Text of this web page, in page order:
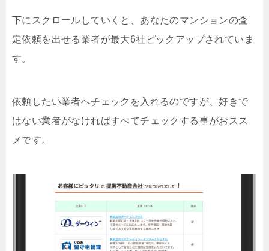
下にスクロールしていくと、あなたのマンションの査
定依頼を出せる業者が最大6社ピックアップされていま
す。
依頼したい業者へチェックを入れるのですが、好きで
はない業者がなければすべてチェックする事がおスス
メです。